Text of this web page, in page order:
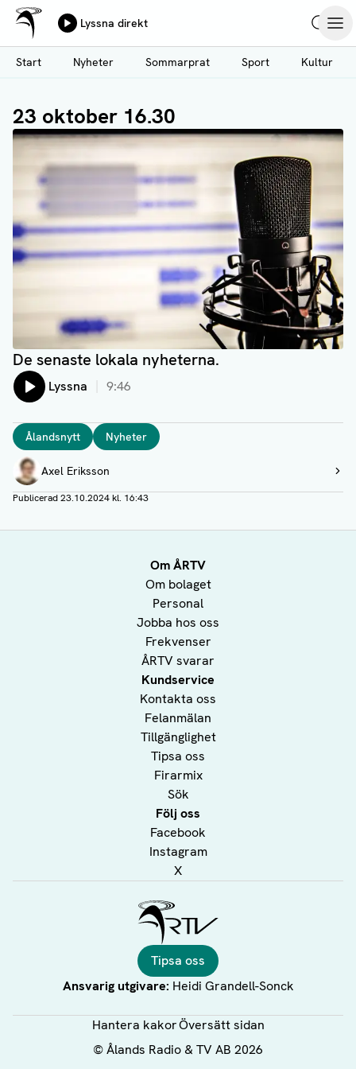
Hoppa
till
huvudinnehåll
Ålands Radio & TV
Lyssna direkt
Start
Nyheter Sommarprat Sport Kultur
23 oktober 16.30
De senaste lokala nyheterna.
Lyssna 9:46
Taggar
Ålandsnytt Nyheter
Författare
Axel Eriksson
Visa profil
Publicerad23.10.2024 kl. 16:43
Om ÅRTV
Om bolaget
Personal
Jobba hos oss
Frekvenser
ÅRTV svarar
Kundservice
Kontakta oss
Felanmälan
Tillgänglighet
Tipsa oss
Firarmix
Sök
Följ oss
Facebook
Instagram
X
Tipsa oss
Ansvarig utgivare: Heidi Grandell-Sonck
Hantera kakorÖversätt sidan
©Ålands Radio & TV AB 2026